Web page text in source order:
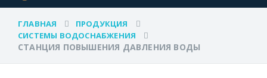
ГЛАВНАЯ
ПРОДУКЦИЯ
СИСТЕМЫ ВОДОСНАБЖЕНИЯ
СТАНЦИЯ ПОВЫШЕНИЯ ДАВЛЕНИЯ ВОДЫ